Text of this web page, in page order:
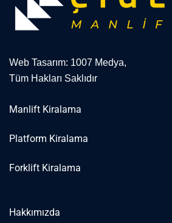
Web Tasarım: 1007 Medya,
Tüm Hakları Saklıdır
Manlift Kiralama
Platform Kiralama
Forklift Kiralama
Hakkımızda